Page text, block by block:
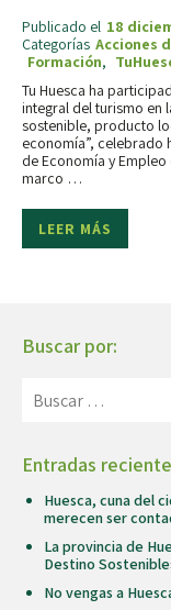
Publicado el 18
Categorías Acciones
Formación,
Tu Huesca ha
integral del turismo en
sostenible, producto
economía”, celebrado
de Economía y
marco …
LEER MÁS
Buscar por:
Entradas
Huesca, cuna del
merecen ser
La provincia de
Destino
No vengas a